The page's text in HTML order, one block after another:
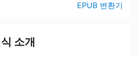
EPUB 변환기
소개